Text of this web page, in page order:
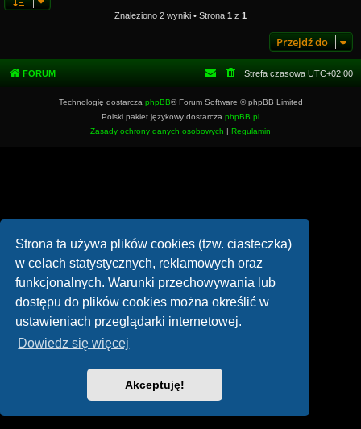
Strona ta używa plików cookies (tzw. ciasteczka)
w celach statystycznych, reklamowych oraz
funkcjonalnych. Warunki przechowywania lub
dostępu do plików cookies można określić w
ustawieniach przeglądarki internetowej.
Dowiedz się więcej
Akceptuję!
Znaleziono 2 wyniki • Strona 1 z 1
Przejdź do
FORUM Strefa czasowa UTC+02:00
Technologię dostarcza phpBB® Forum Software © phpBB Limited
Polski pakiet językowy dostarcza phpBB.pl
Zasady ochrony danych osobowych | Regulamin